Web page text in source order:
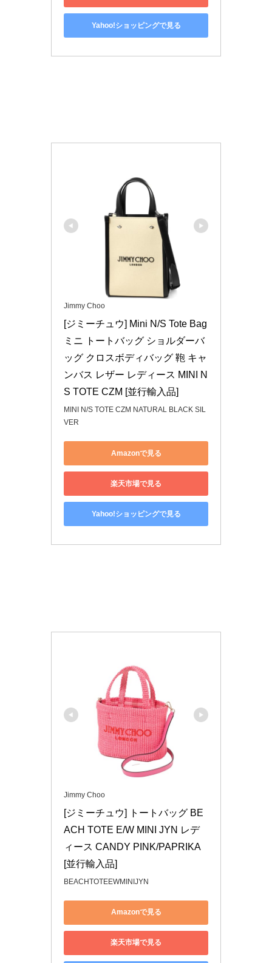
Yahoo!ショッピングで見る
Jimmy Choo
[ジミーチュウ] Mini N/S Tote Bag
ミニ トートバッグ ショルダーバ
ッグ クロスボディバッグ 鞄 キャ
ンバス レザー レディース MINI N
S TOTE CZM [並行輸入品]
MINI N/S TOTE CZM NATURAL BLACK SIL
VER
Amazonで見る
楽天市場で見る
Yahoo!ショッピングで見る
Jimmy Choo
[ジミーチュウ] トートバッグ BE
ACH TOTE E/W MINI JYN レデ
ィース CANDY PINK/PAPRIKA
[並行輸入品]
BEACHTOTEEWMINIJYN
Amazonで見る
楽天市場で見る